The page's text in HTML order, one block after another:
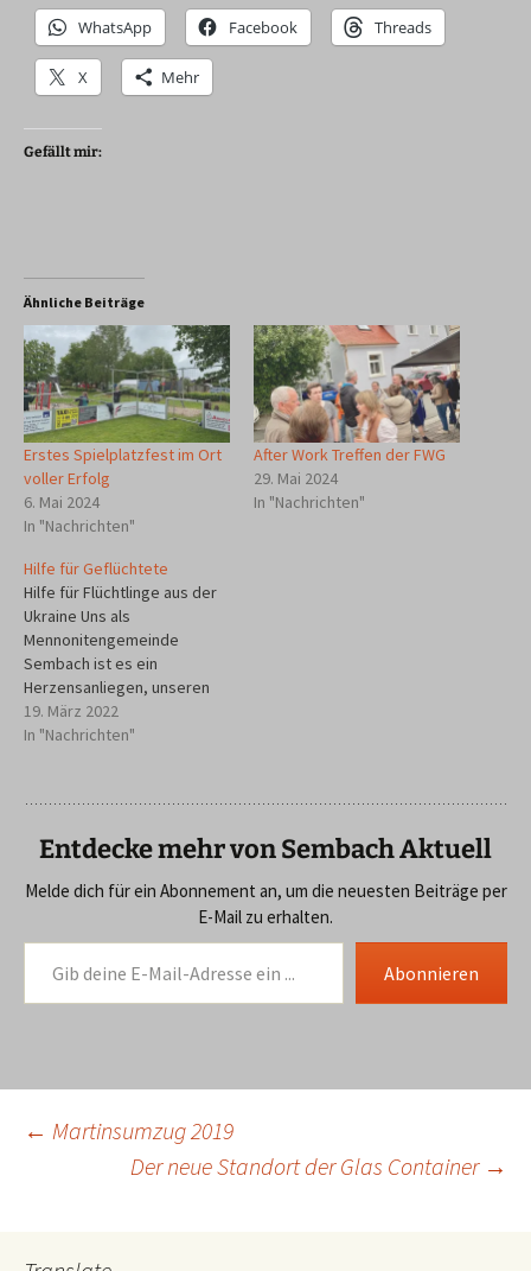
WhatsApp Facebook Threads
X Mehr
Gefällt mir:
Ähnliche Beiträge
Erstes Spielplatzfest im Ort
voller Erfolg
6. Mai 2024
In "Nachrichten"
After Work Treffen der FWG
29. Mai 2024
In "Nachrichten"
Hilfe für Geflüchtete
Hilfe für Flüchtlinge aus der
Ukraine Uns als
Mennonitengemeinde
Sembach ist es ein
Herzensanliegen, unseren
Mitmenschen, die vor dem
schrecklichen Krieg aus der
zu helfen. Aus diesem Grund
Zusammenarbeit mit einigen
Gemeinden in der nahen
19. März 2022
In "Nachrichten"
Entdecke mehr von Sembach Aktuell
Melde dich für ein Abonnement an, um die neuesten Beiträge per
E-Mail zu erhalten.
Gib deine E-Mail-Adresse ein ...
Abonnieren
Beitragsnavigation
← Martinsumzug 2019
Der neue Standort der Glas Container →